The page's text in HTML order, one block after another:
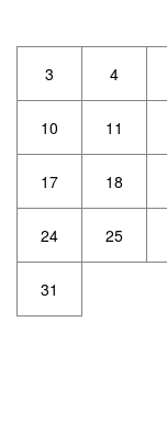
3 4
10 11
17 18
24 25
31